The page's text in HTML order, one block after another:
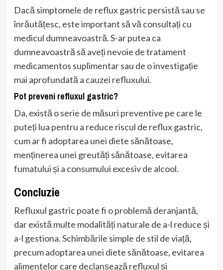
Dacă simptomele de reflux gastric persistă sau se
înrăutățesc, este important să vă consultați cu
medicul dumneavoastră. S-ar putea ca
dumneavoastră să aveți nevoie de tratament
medicamentos suplimentar sau de o investigație
mai aprofundată a cauzei refluxului.
Pot preveni refluxul gastric?
Da, există o serie de măsuri preventive pe care le
puteți lua pentru a reduce riscul de reflux gastric,
cum ar fi adoptarea unei diete sănătoase,
menținerea unei greutăți sănătoase, evitarea
fumatului și a consumului excesiv de alcool.
Concluzie
Refluxul gastric poate fi o problemă deranjantă,
dar există multe modalități naturale de a-l reduce și
a-l gestiona. Schimbările simple de stil de viață,
precum adoptarea unei diete sănătoase, evitarea
alimentelor care declanșează refluxul și